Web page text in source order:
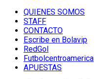
QUIENES SOMOS
STAFF
CONTACTO
Escribe en Bolavip
RedGol
Futbolcentroamerica
APUESTAS